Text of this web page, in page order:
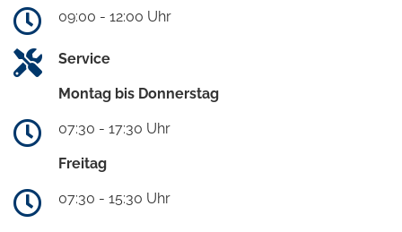
09:00 - 12:00 Uhr
Service
Montag bis Donnerstag
07:30 - 17:30 Uhr
Freitag
07:30 - 15:30 Uhr